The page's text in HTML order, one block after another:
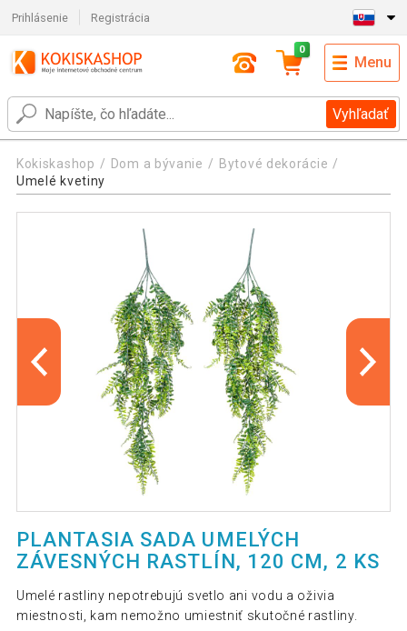
Prihlásenie Registrácia
Vyhľadať
0
Menu
Kokiskashop Dom a bývanie
Bytové dekorácie
Umelé kvetiny
PLANTASIA SADA UMELÝCH
ZÁVESNÝCH RASTLÍN, 120 CM, 2 KS
Umelé rastliny nepotrebujú svetlo ani vodu a oživia
miestnosti, kam nemožno umiestniť skutočné rastliny.